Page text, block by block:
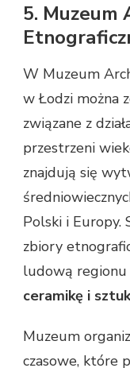
5. Muzeum
W Muzeum
w Łodzi można
związane z
przestrzeni
znajdują się
Polski i Europy.
zbiory
ludową regionu
ceramikę i
Muzeum
czasowe, które